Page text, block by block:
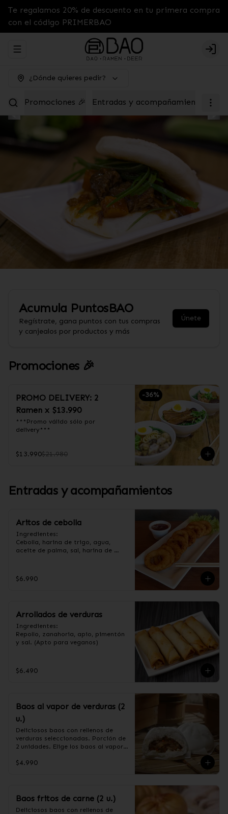
Te regalamos 20% de descuento en tu primera compra
con el código PRIMERBAO
Abrir menu de navegación
¿Dónde quieres pedir?
Promociones 🎉 Entradas y acompañamientos
Acumula PuntosBAO
Regístrate, gana puntos con tus compras
y canjealos por productos y más
Únete
Promociones 🎉
-36%
PROMO DELIVERY: 2
Ramen x $13.990
***Promo válido sólo por
delivery***
$13.990$21.980
Entradas y acompañamientos
Aritos de cebolla
Ingredientes:
Cebolla, harina de trigo, agua,
aceite de palma, sal, harina de
$6.990
Arrollados de verduras
Ingredientes:
Repollo, zanahoria, apio, pimentón
y sal. (Apto para veganos)
$6.490
Baos al vapor de verduras (2
u.)
Deliciosos baos con rellenos de
verduras seleccionadas. Porción de
2 unidades. Elige los baos al vapor
$4.990
Baos fritos de carne (2 u.)
Deliciosos baos con rellenos de